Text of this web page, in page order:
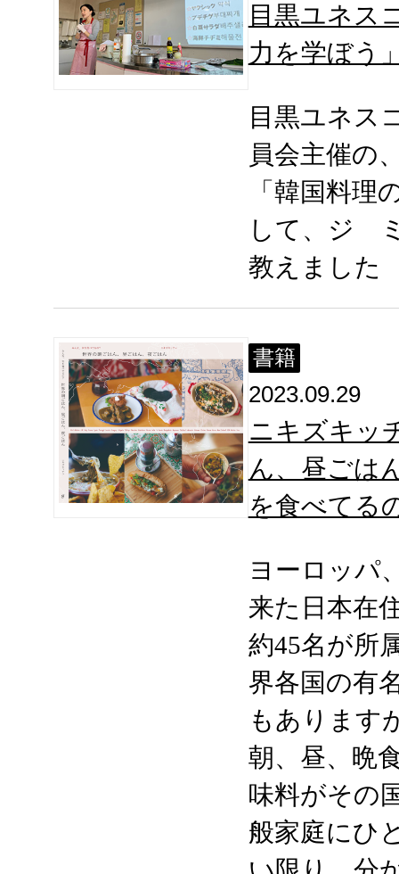
目黒ユネス
力を学ぼう
目黒ユネス
員会主催の
「韓国料理
して、ジ
教えました
書籍
2023.09.29
ニキズキッ
ん、昼ごは
を食べてる
ヨーロッパ
来た日本在
約45名が所
界各国の有
もあります
朝、昼、晩
味料がその
般家庭にひ